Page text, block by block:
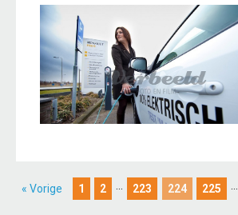
« Vorige 1 2 ... 223 224 225 ...